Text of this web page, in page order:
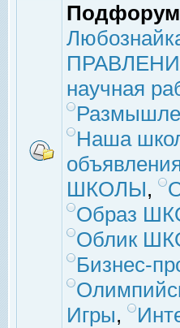
научная
Наша
ШКОЛЫ,
Образ
Облик
Бизнес-
Игры,